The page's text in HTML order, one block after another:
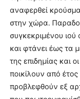
αναφερθεί
στην χώρα.
συγκεκριμένου ιού
και φτάνει έως τα
της επιδημίας και
ποικίλουν από
προβλεφθούν εξ